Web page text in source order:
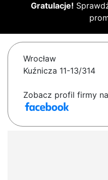
Gratulacje!
Wrocław
Kuźnicza 11-13/314
Zobacz profil firmy na